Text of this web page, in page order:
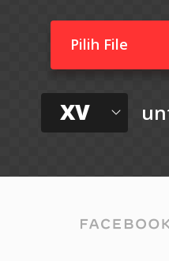
Pilih File
XV